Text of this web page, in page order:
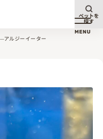
メニ
MENU
ペットを
探す
アルジーイーター